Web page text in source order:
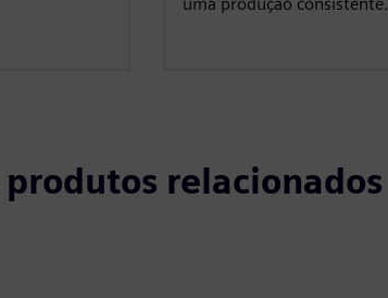
uma produção consistente.
relacionados